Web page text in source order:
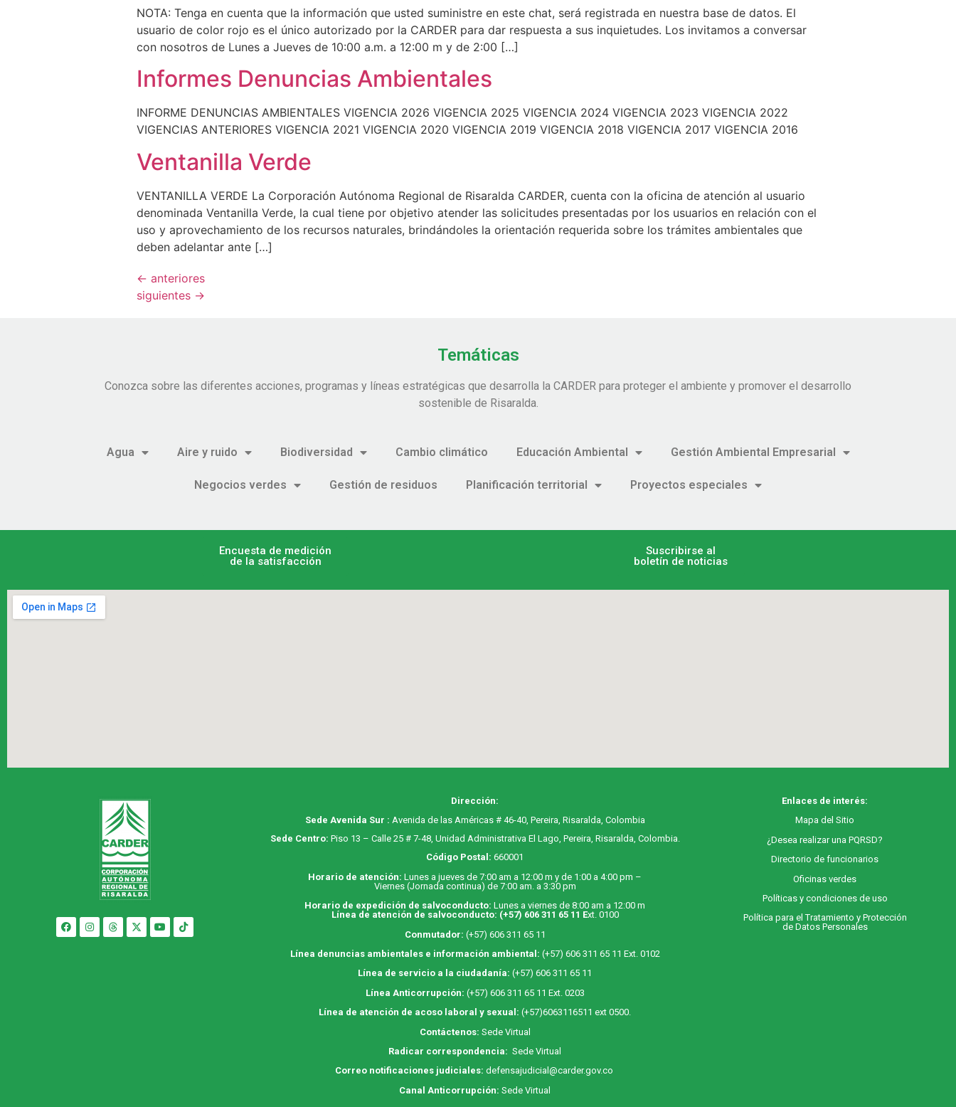
NOTA: Tenga en cuenta que la información que usted suministre en este chat, será registrada en nuestra base de datos. El
usuario de color rojo es el único autorizado por la CARDER para dar respuesta a sus inquietudes. Los invitamos a conversar
con nosotros de Lunes a Jueves de 10:00 a.m. a 12:00 m y de 2:00 […]
Informes Denuncias Ambientales
INFORME DENUNCIAS AMBIENTALES VIGENCIA 2026 VIGENCIA 2025 VIGENCIA 2024 VIGENCIA 2023 VIGENCIA 2022
VIGENCIAS ANTERIORES VIGENCIA 2021 VIGENCIA 2020 VIGENCIA 2019 VIGENCIA 2018 VIGENCIA 2017 VIGENCIA 2016
Ventanilla Verde
VENTANILLA VERDE La Corporación Autónoma Regional de Risaralda CARDER, cuenta con la oficina de atención al usuario
denominada Ventanilla Verde, la cual tiene por objetivo atender las solicitudes presentadas por los usuarios en relación con el
uso y aprovechamiento de los recursos naturales, brindándoles la orientación requerida sobre los trámites ambientales que
deben adelantar ante […]
← anteriores
siguientes →
Temáticas
Conozca sobre las diferentes acciones, programas y líneas estratégicas que desarrolla la CARDER para proteger el ambiente y promover el desarrollo
sostenible de Risaralda.
Agua Aire y ruido Biodiversidad Cambio climático Educación Ambiental Gestión Ambiental Empresarial
Negocios verdes Gestión de residuos Planificación territorial Proyectos especiales
Encuesta de medición
de la satisfacción
Suscribirse al
boletín de noticias
Dirección:
Sede Avenida Sur : Avenida de las Américas # 46-40, Pereira, Risaralda, Colombia
Sede Centro: Piso 13 – Calle 25 # 7-48, Unidad Administrativa El Lago, Pereira, Risaralda, Colombia.
Código Postal: 660001
Horario de atención:Lunes a jueves de 7:00 am a 12:00 m y de 1:00 a 4:00 pm –
Viernes (Jornada continua) de 7:00 am. a 3:30 pm
Horario de expedición de salvoconducto:Lunes a viernes de 8:00 am a 12:00 m
Línea de atención de salvoconducto: (+57) 606 311 65 11 Ext. 0100
Conmutador: (+57) 606 311 65 11
Línea denuncias ambientales e información ambiental: (+57) 606 311 65 11 Ext. 0102
Línea de servicio a la ciudadanía: (+57) 606 311 65 11
Línea Anticorrupción: (+57) 606 311 65 11 Ext. 0203
Línea de atención de acoso laboral y sexual: (+57)6063116511 ext 0500.
Contáctenos: Sede Virtual
Radicar correspondencia: Sede Virtual
Correo notificaciones judiciales: defensajudicial@carder.gov.co
Canal Anticorrupción: Sede Virtual
Enlaces de interés:
Mapa del Sitio
¿Desea realizar una PQRSD?
Directorio de funcionarios
Oficinas verdes
Políticas y condiciones de uso
Política para el Tratamiento y Protección
de Datos Personales